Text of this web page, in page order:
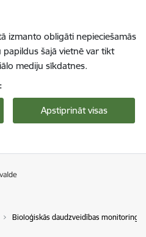
izmanto obligāti nepieciešamās
šajā vietnē var tikt
mediju sīkdatnes.
Apstiprināt visas
Bioloģiskās daudzveidības monitorings